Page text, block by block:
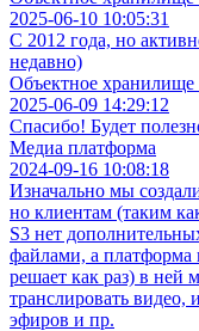
2025-06-10 10:05:31
С 2012 года, но
недавно)
Объектное хранилище
2025-06-09 14:29:12
Спасибо! Будет
Медиа платформа
2024-09-16 10:08:18
Изначально мы
но клиентам (таким
S3 нет
файлами, а платформа
решает как раз) в ней
транслировать видео,
эфиров и пр.